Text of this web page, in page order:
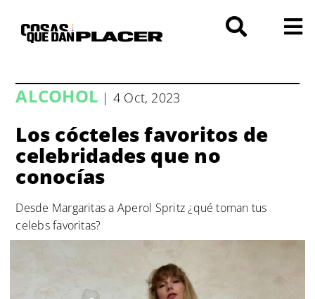
contenido
ALCOHOL | 4 Oct, 2023
Los cócteles favoritos de
celebridades que no
conocías
Desde Margaritas a Aperol Spritz ¿qué toman tus
celebs favoritas?